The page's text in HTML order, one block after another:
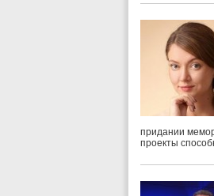
придании
проекты